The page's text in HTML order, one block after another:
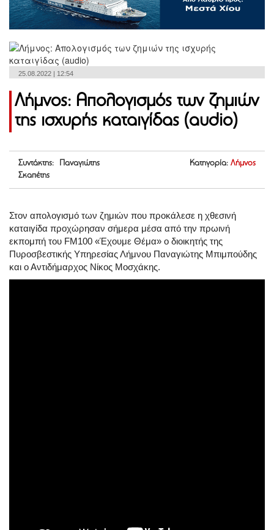
25.08.2022 | 12:54
Λήμνος: Απολογισμός των ζημιών
της ισχυρής καταιγίδας (audio)
Συντάκτης: Παναγιώτης
Σκαπέτης
Κατηγορία: Λήμνος
Στον απολογισμό των ζημιών που προκάλεσε η χθεσινή
καταιγίδα προχώρησαν σήμερα μέσα από την πρωινή
εκπομπή του FM100 «Έχουμε Θέμα» ο διοικητής της
Πυροσβεστικής Υπηρεσίας Λήμνου Παναγιώτης Μπιμπούδης
και ο Αντιδήμαρχος Νίκος Μοσχάκης.